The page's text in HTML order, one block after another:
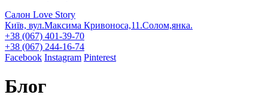
Салон Love Story
Київ, вул.Максима Кривоноса,11.Солом,янка.
+38 (067) 401-39-70
+38 (067) 244-16-74
Facebook Instagram Pinterest
Блог